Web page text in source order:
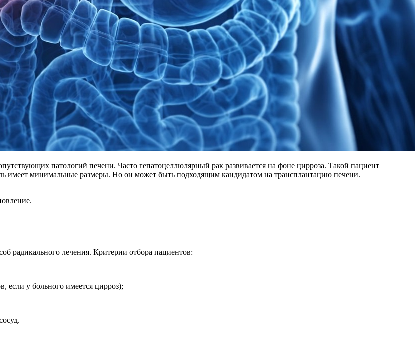
патологий печени. Часто гепатоцеллюлярный рак развивается на фоне цирроза. Такой пациент
имеет минимальные размеры. Но он может быть подходящим кандидатом на трансплантацию печени.
радикального лечения. Критерии отбора пациентов:
если у больного имеется цирроз);